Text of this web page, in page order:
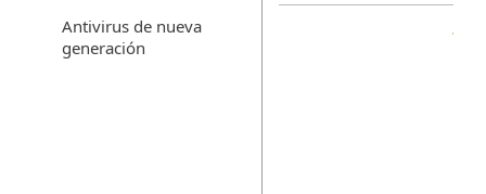
Antivirus de nueva
generación